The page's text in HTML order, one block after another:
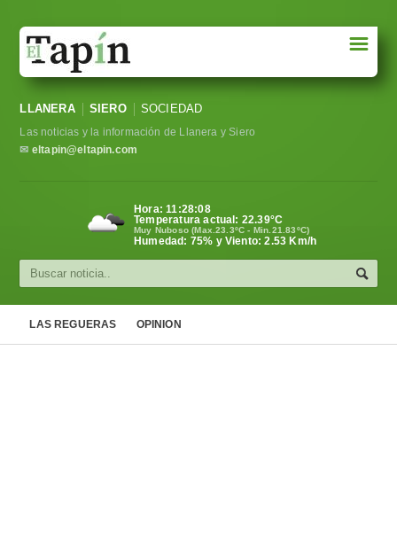
Sociedad
Política
Cultura
☰
LLANERA SIERO SOCIEDAD
Las noticias y la información de Llanera y Siero
✉ eltapin@eltapin.com
Hora:11:28:09
Temperatura actual: 22.39°C
Muy Nuboso (Max.23.3ºC - Min.21.83ºC)
Humedad: 75% y Viento: 2.53 Km/h
LAS REGUERAS OPINION